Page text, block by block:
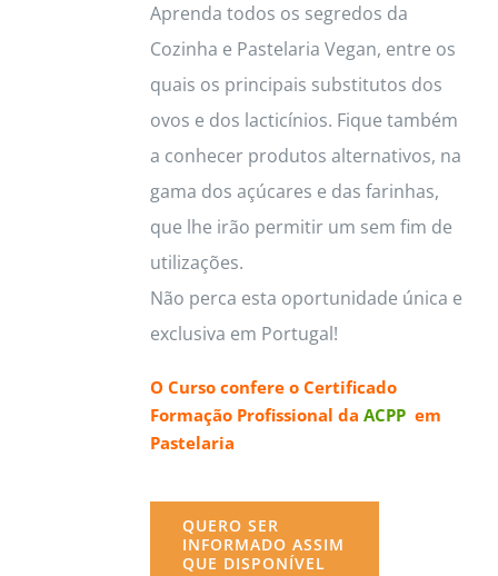
Aprenda todos os segredos da
Cozinha e Pastelaria Vegan, entre os
quais os principais substitutos dos
ovos e dos lacticínios. Fique também
a conhecer produtos alternativos, na
gama dos açúcares e das farinhas,
que lhe irão permitir um sem fim de
utilizações.
Não perca esta oportunidade única e
exclusiva em Portugal!
O Curso confere o Certificado
Formação Profissional da ACPPem
Pastelaria
QUERO SER
INFORMADO ASSIM
QUE DISPONÍVEL